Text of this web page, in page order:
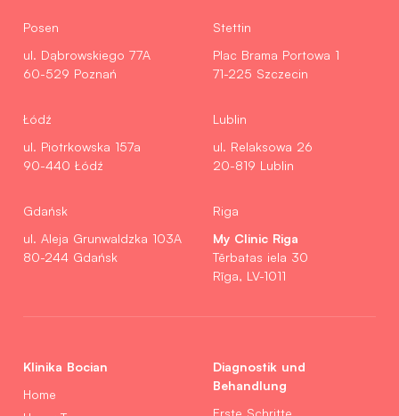
Posen
ul. Dąbrowskiego 77A
60-529 Poznań
Stettin
Plac Brama Portowa 1
71-225 Szczecin
Łódź
ul. Piotrkowska 157a
90-440 Łódź
Lublin
ul. Relaksowa 26
20-819 Lublin
Gdańsk
ul. Aleja Grunwaldzka 103A
80-244 Gdańsk
Riga
My Clinic Riga
Tērbatas iela 30
Rīga, LV-1011
Klinika Bocian
Home
Diagnostik und
Behandlung
Erste Schritte